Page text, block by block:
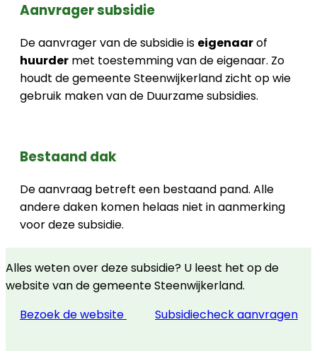
Aanvrager subsidie
De aanvrager van de subsidie is eigenaarof
huurder met toestemming van de eigenaar. Zo
houdt de gemeente Steenwijkerland zicht op wie
gebruik maken van de Duurzame subsidies.
Bestaand dak
De aanvraag betreft een bestaand pand. Alle
andere daken komen helaas niet in aanmerking
voor deze subsidie.
Alles weten over deze subsidie? U leest het op de
website van de gemeente Steenwijkerland.
Bezoek de website
Subsidiecheck aanvragen